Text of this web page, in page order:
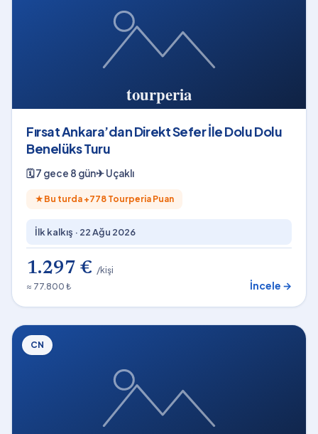
Fırsat Ankara’dan Direkt Sefer İle Dolu Dolu
Benelüks Turu
🗓7 gece 8 gün✈Uçaklı
★ Bu turda +778 Tourperia Puan
İlk kalkış · 22 Ağu 2026
1.297 € /kişi
≈ 77.800 ₺
İncele →
CN